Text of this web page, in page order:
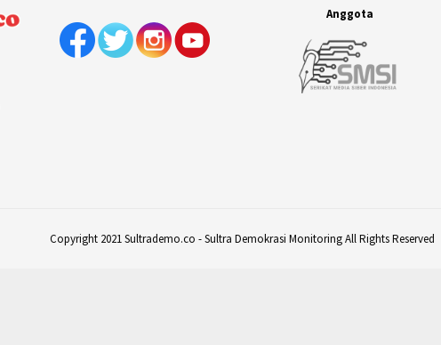
Anggota
Copyright 2021 Sultrademo.co - Sultra Demokrasi Monitoring All Rights Reserved